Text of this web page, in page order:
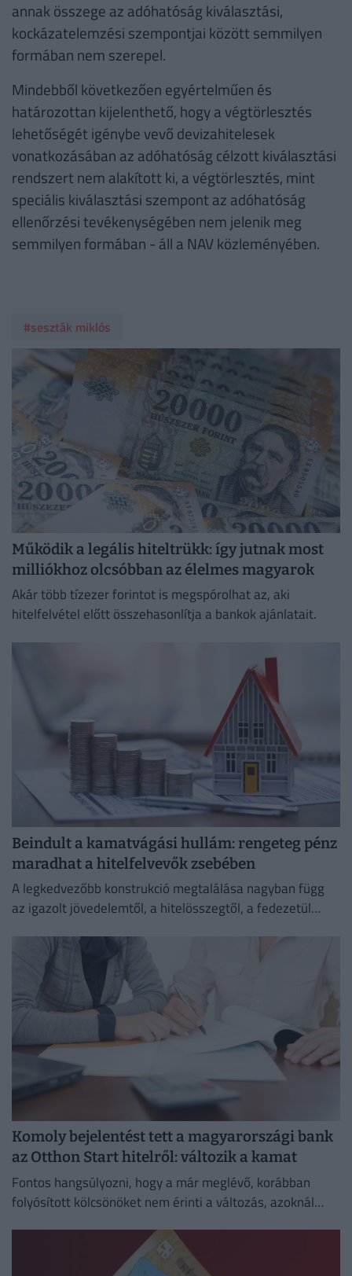
annak összege az adóhatóság kiválasztási,
kockázatelemzési szempontjai között semmilyen
formában nem szerepel.
Mindebből következően egyértelműen és
határozottan kijelenthető, hogy a végtörlesztés
lehetőségét igénybe vevő devizahitelesek
vonatkozásában az adóhatóság célzott kiválasztási
rendszert nem alakított ki, a végtörlesztés, mint
speciális kiválasztási szempont az adóhatóság
ellenőrzési tevékenységében nem jelenik meg
semmilyen formában - áll a NAV közleményében.
#seszták miklós
Működik a legális hiteltrükk: így jutnak most
milliókhoz olcsóbban az élelmes magyarok
Akár több tízezer forintot is megspórolhat az, aki
hitelfelvétel előtt összehasonlítja a bankok ajánlatait.
Beindult a kamatvágási hullám: rengeteg pénz
maradhat a hitelfelvevők zsebében
A legkedvezőbb konstrukció megtalálása nagyban függ
az igazolt jövedelemtől, a hitelösszegtől, a fedezetül
Komoly bejelentést tett a magyarországi bank
az Otthon Start hitelről: változik a kamat
Fontos hangsúlyozni, hogy a már meglévő, korábban
folyósított kölcsönöket nem érinti a változás, azoknál